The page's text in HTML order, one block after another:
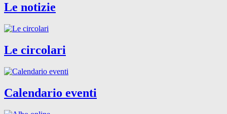
Le notizie
Le circolari
Calendario eventi